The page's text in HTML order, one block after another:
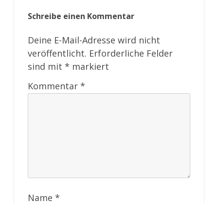
Schreibe einen Kommentar
Deine E-Mail-Adresse wird nicht
veröffentlicht. Erforderliche Felder
sind mit * markiert
Kommentar *
Name *